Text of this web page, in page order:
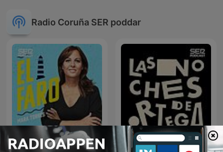
Radio Coruña SER poddar
El Faro Las Noches de Ortega